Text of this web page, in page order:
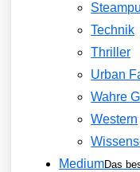
Technik
Thriller
Urban
Wahre
Western
MediumDas